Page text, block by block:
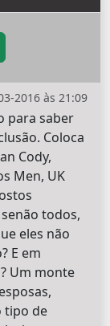
2016 às 21:09
para saber
Coloca
Cody,
Men, UK
todos,
eles não
E em
Um monte
tipo de